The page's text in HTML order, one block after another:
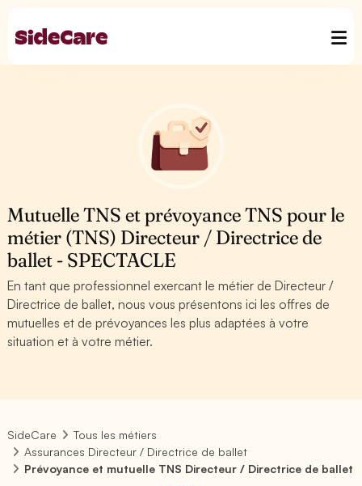
Mutuelle TNS et prévoyance TNS pour le
métier (TNS) Directeur / Directrice de
ballet - SPECTACLE
En tant que professionnel exercant le métier de Directeur /
Directrice de ballet, nous vous présentons ici les offres de
mutuelles et de prévoyances les plus adaptées à votre
situation et à votre métier.
SideCare
Tous les métiers
Assurances Directeur / Directrice de ballet
Prévoyance et mutuelle TNS Directeur / Directrice de ballet